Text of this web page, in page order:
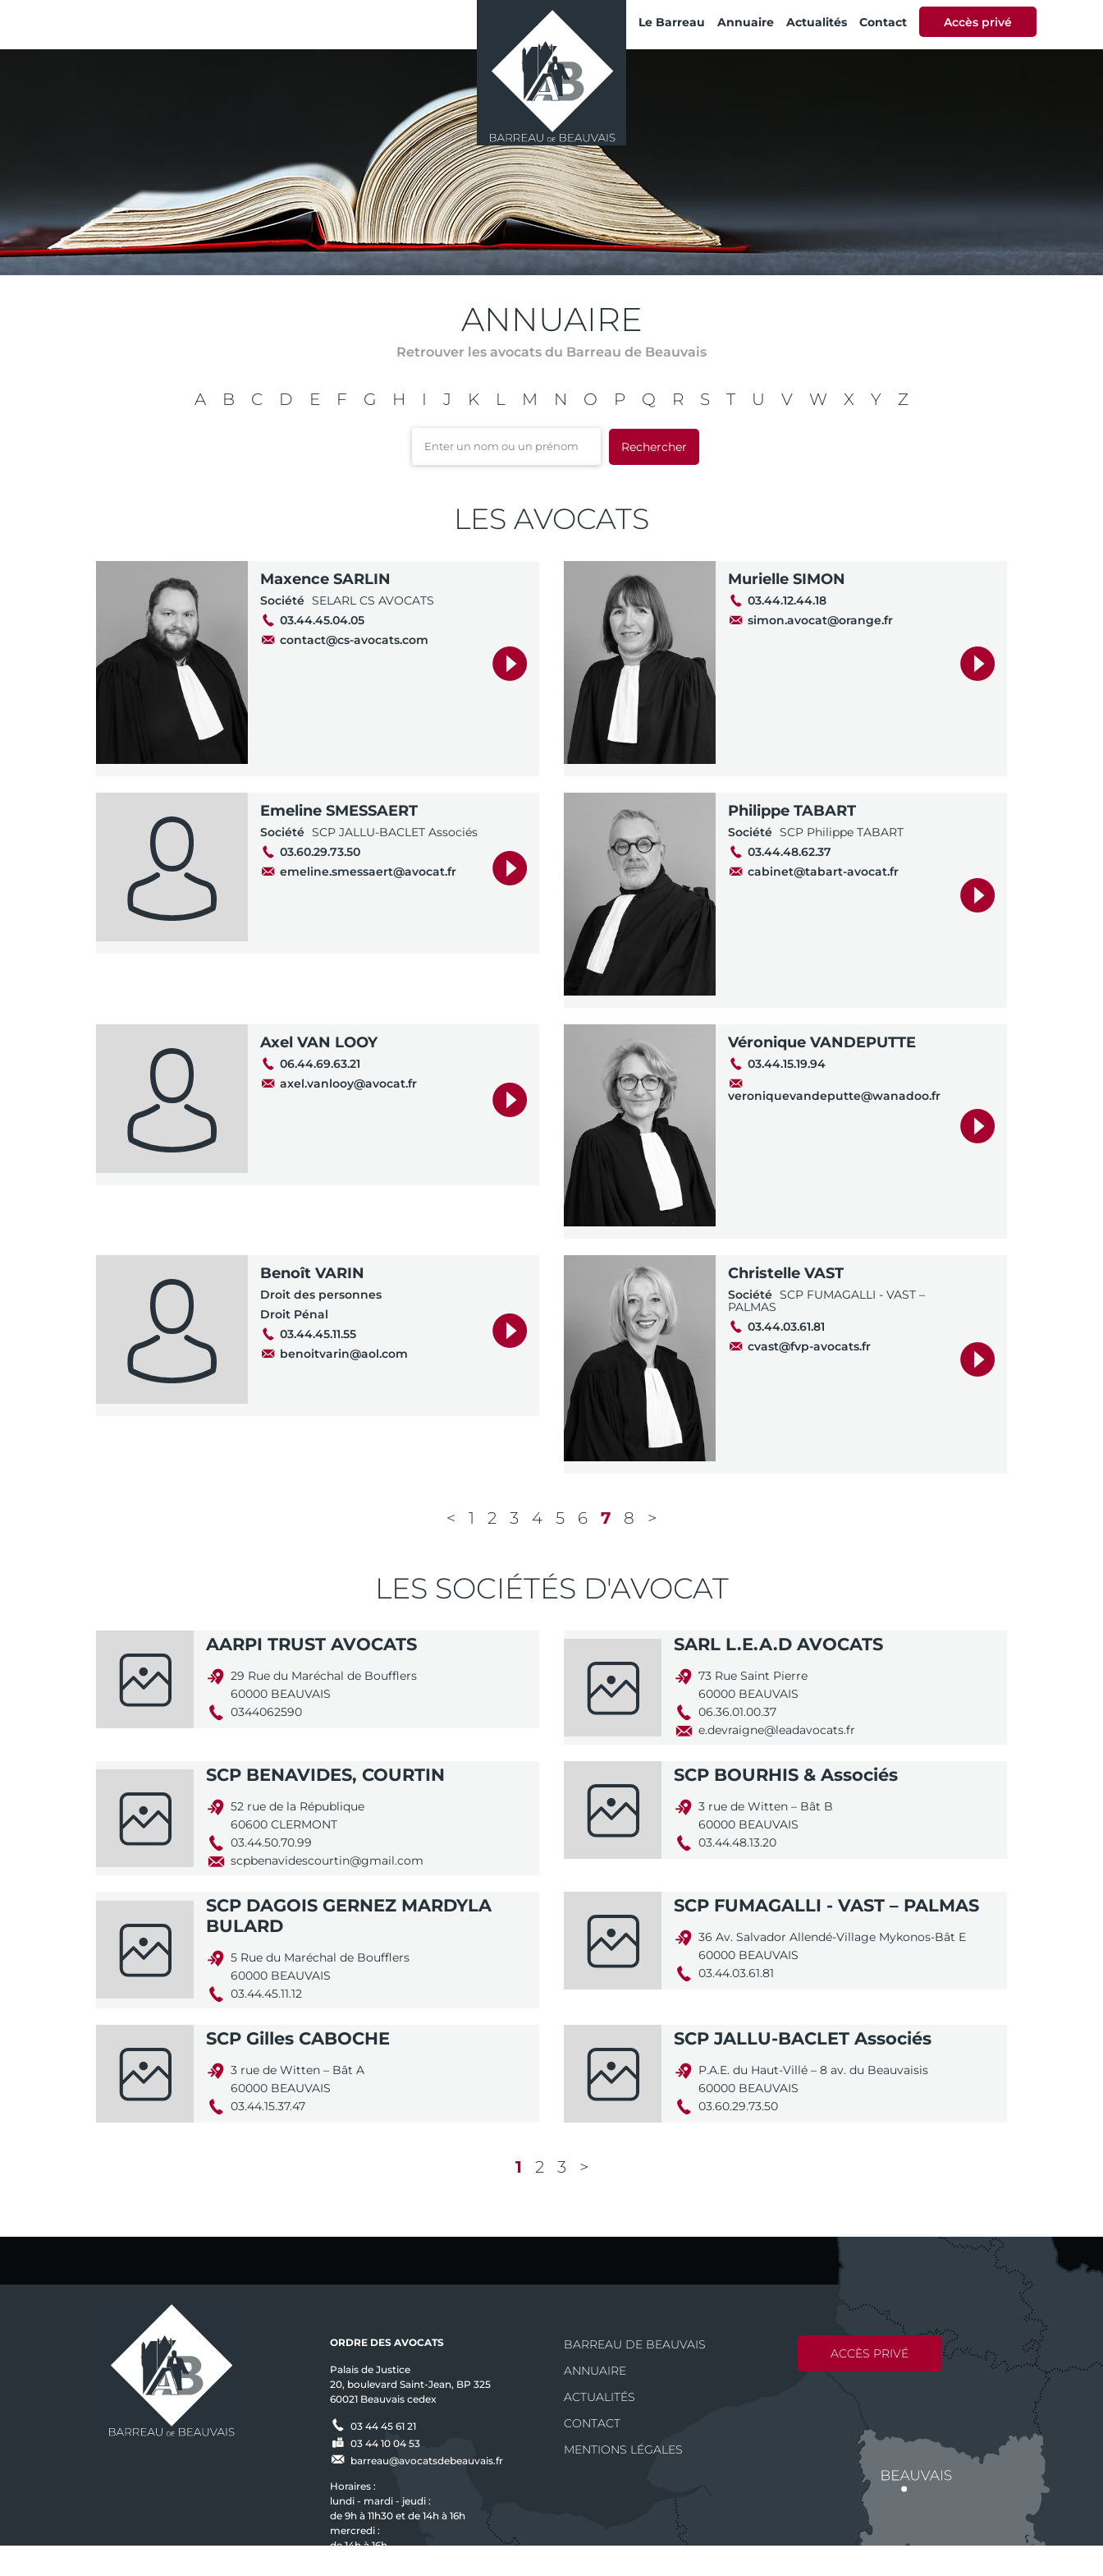
Le Barreau Annuaire Actualités Contact Accès privé
ANNUAIRE
Retrouver les avocats du Barreau de Beauvais
A B C D E F G H I J K L M N O P Q R S T U V W X Y Z
Enter un nom ou un prénom
LES AVOCATS
Maxence SARLIN
Société SELARL CS AVOCATS
03.44.45.04.05
contact@cs-avocats.com
Murielle SIMON
03.44.12.44.18
simon.avocat@orange.fr
Emeline SMESSAERT
Société SCP JALLU-BACLET Associés
03.60.29.73.50
emeline.smessaert@avocat.fr
Philippe TABART
Société SCP Philippe TABART
03.44.48.62.37
cabinet@tabart-avocat.fr
Axel VAN LOOY
06.44.69.63.21
axel.vanlooy@avocat.fr
Véronique VANDEPUTTE
03.44.15.19.94
veroniquevandeputte@wanadoo.fr
Benoît VARIN
Droit des personnes
Droit Pénal
03.44.45.11.55
benoitvarin@aol.com
Christelle VAST
Société SCP FUMAGALLI - VAST –
PALMAS
03.44.03.61.81
cvast@fvp-avocats.fr
1 2 3 4 5 6 7 8
LES SOCIÉTÉS D'AVOCAT
AARPI TRUST AVOCATS
29 Rue du Maréchal de Boufflers
60000 BEAUVAIS
0344062590
SARL L.E.A.D AVOCATS
73 Rue Saint Pierre
60000 BEAUVAIS
06.36.01.00.37
e.devraigne@leadavocats.fr
SCP BENAVIDES, COURTIN
52 rue de la République
60600 CLERMONT
03.44.50.70.99
scpbenavidescourtin@gmail.com
SCP BOURHIS & Associés
3 rue de Witten – Bât B
60000 BEAUVAIS
03.44.48.13.20
SCP DAGOIS GERNEZ MARDYLA
BULARD
5 Rue du Maréchal de Boufflers
60000 BEAUVAIS
03.44.45.11.12
SCP FUMAGALLI - VAST – PALMAS
36 Av. Salvador Allendé-Village Mykonos-Bât E
60000 BEAUVAIS
03.44.03.61.81
SCP Gilles CABOCHE
3 rue de Witten – Bât A
60000 BEAUVAIS
03.44.15.37.47
SCP JALLU-BACLET Associés
P.A.E. du Haut-Villé – 8 av. du Beauvaisis
60000 BEAUVAIS
03.60.29.73.50
1 2 3
ORDRE DES AVOCATS
Palais de Justice
20, boulevard Saint-Jean, BP 325
60021 Beauvais cedex
03 44 45 61 21
03 44 10 04 53
barreau@avocatsdebeauvais.fr
Horaires :
lundi - mardi - jeudi :
de 9h à 11h30 et de 14h à 16h
mercredi :
de 14h à 16h
BARREAU DE BEAUVAIS
ANNUAIRE
ACTUALITÉS
CONTACT
MENTIONS LÉGALES
ACCÈS PRIVÉ